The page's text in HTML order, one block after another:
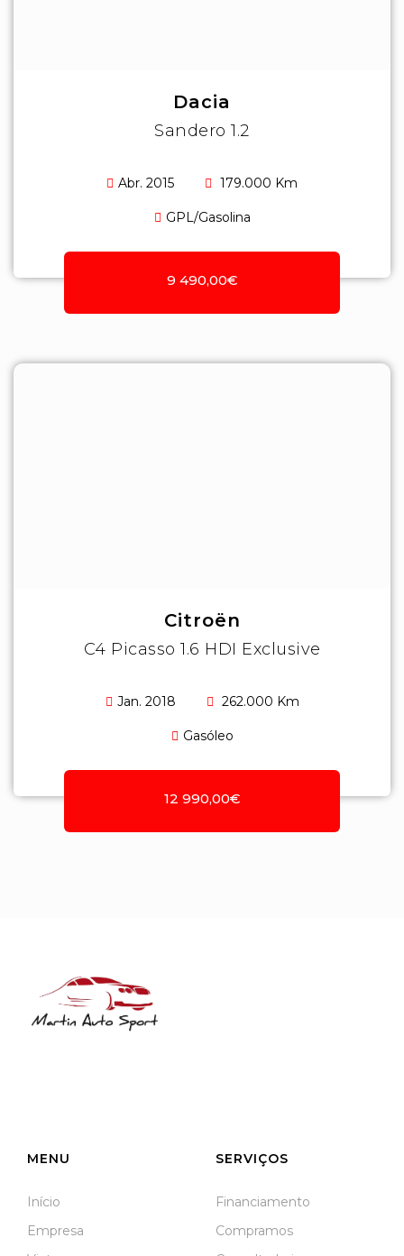
Dacia
Sandero 1.2
Abr. 2015 179.000 Km
GPL/Gasolina
9 490,00€
Citroën
C4 Picasso 1.6 HDI Exclusive
Jan. 2018 262.000 Km
Gasóleo
12 990,00€
MENU
Início
Empresa
SERVIÇOS
Financiamento
Compramos